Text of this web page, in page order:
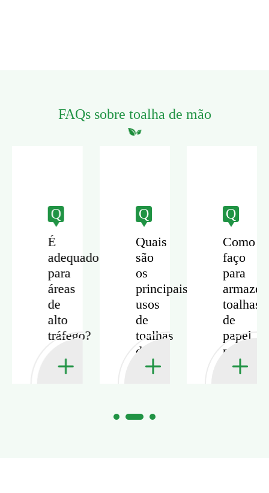
FAQs sobre toalha de mão
Q
É
adequado
para
áreas
de
alto
tráfego?
Q
Quais
são
os
principais
usos
de
toalhas
de
mão
Q
Como
faço
para
toalhas
de
papel
para
manter